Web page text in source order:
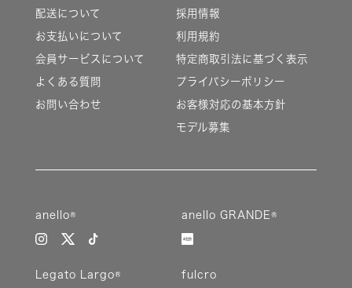
配送について
お支払いについて
会員サービスについて
よくある質問
お問い合わせ
採用情報
利用規約
特定商取引法に基づく表示
プライバシーポリシー
お客様対応の基本方針
モデル募集
anello® anello GRANDE®
Legato Largo® fulcro